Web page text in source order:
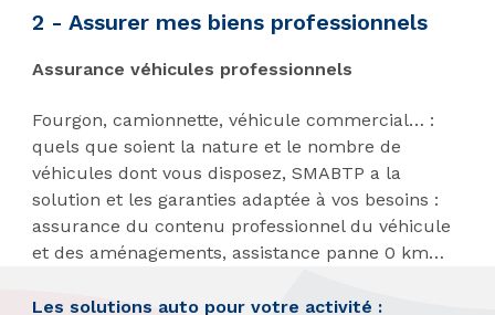
2 - Assurer mes biens professionnels
Assurance véhicules professionnels
Fourgon, camionnette, véhicule commercial… :
quels que soient la nature et le nombre de
véhicules dont vous disposez, SMABTP a la
solution et les garanties adaptée à vos besoins :
assurance du contenu professionnel du véhicule
et des aménagements, assistance panne 0 km…
Les solutions auto pour votre activité :